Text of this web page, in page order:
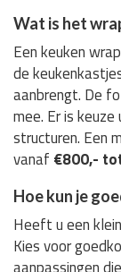
Wat is het
Een keuken
de
aanbrengt. De
mee. Er is
structuren. Een
vanaf €800,-
Hoe kun je
Heeft u een
Kies voor